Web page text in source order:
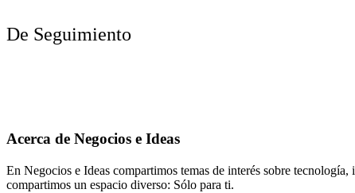
De Seguimiento
Acerca de Negocios e Ideas
En Negocios e Ideas compartimos temas de interés sobre
compartimos un espacio diverso: Sólo para ti.